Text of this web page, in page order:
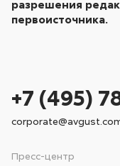
разрешения
первоисточника.
Пресс-центр
+7 (495)